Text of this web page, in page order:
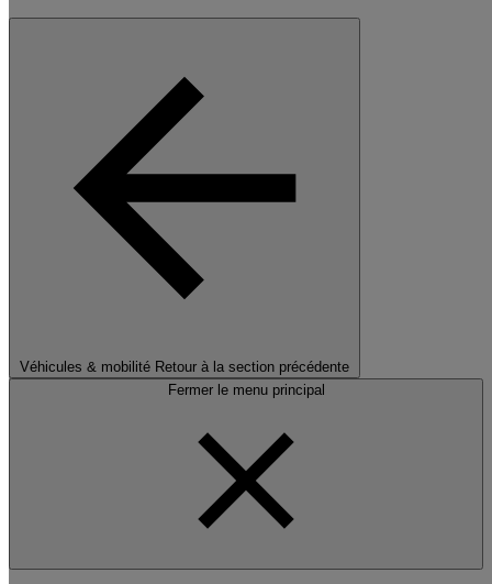
Véhicules & mobilité Retour à la section précédente
Fermer le menu principal